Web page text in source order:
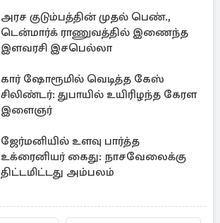
அரச குடும்பத்தின் முதல் பெண்.,
டென்மார்க் ராணுவத்தில் இணைந்த
இளவரசி இசபெல்லா
கார் ஷோரூமில் வெடித்த கேஸ்
சிலிண்டர்: துபாயில் உயிரிழந்த கேரள
இளைஞர்
ஜேர்மனியில் உளவு பார்த்த
உக்ரைனியர் கைது: நாசவேலைக்கு
திட்டமிட்டது அம்பலம்